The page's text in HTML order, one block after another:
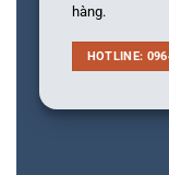
hàng.
HOTLINE: